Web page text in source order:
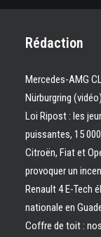
Rédaction
Mercedes-AMG
Nürburgring (vidéo)
Loi Ripost : les
puissantes, 15
Citroën, Fiat et
provoquer un
Renault 4 E-Tech
nationale en
Coffre de toit :